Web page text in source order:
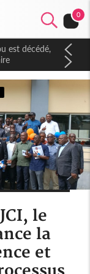
0
est décédé,
le
la
et